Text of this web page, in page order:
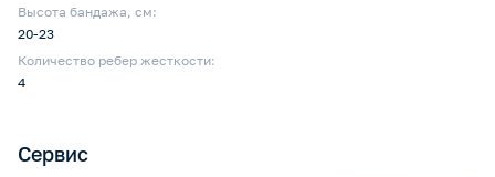
Высота бандажа, см:
20-23
Количество ребер жесткости:
4
Сервис